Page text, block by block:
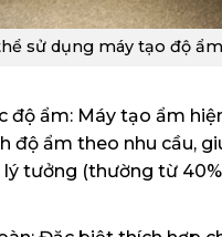
sử dụng máy tạo độ ẩm
độ ẩm: Máy tạo ẩm
độ ẩm theo nhu cầu,
lý tưởng (thường từ